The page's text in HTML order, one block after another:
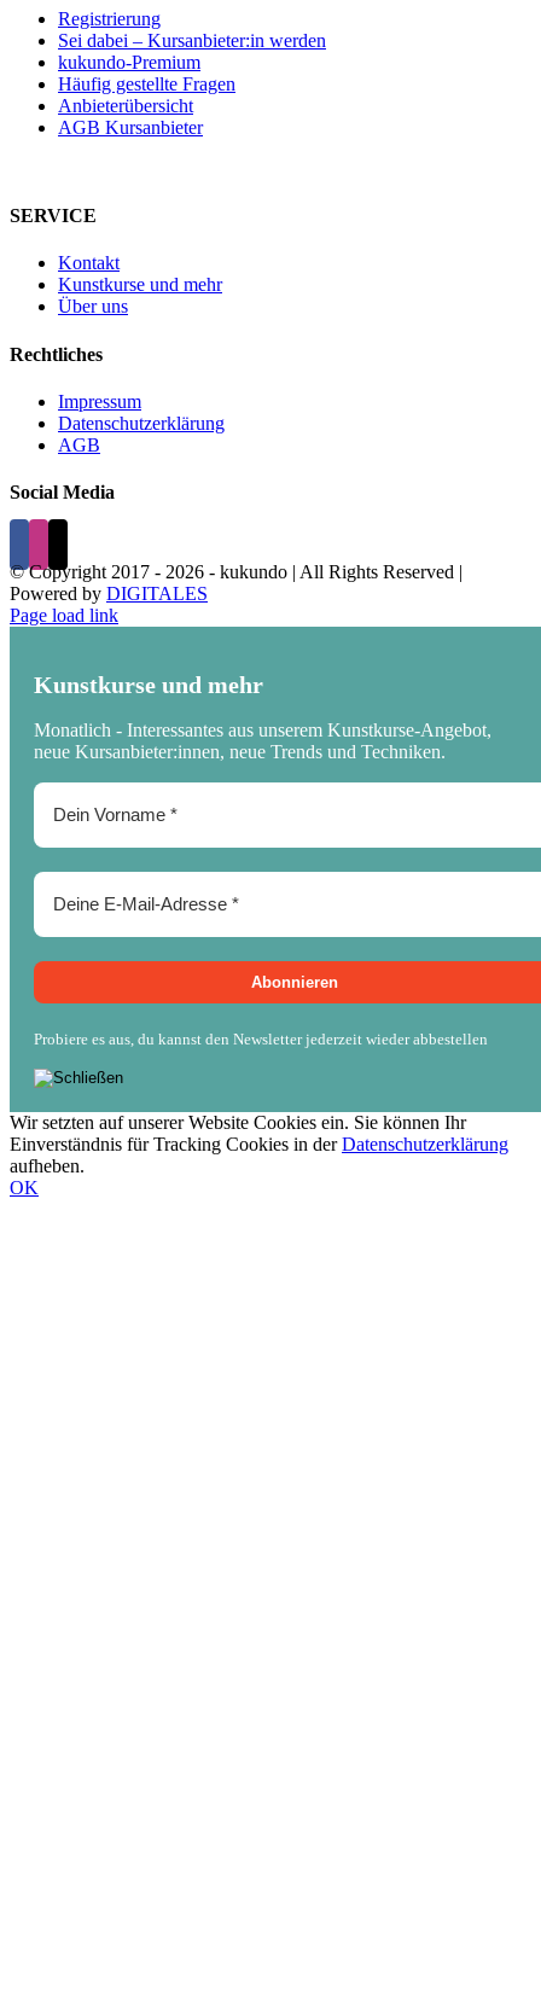
Registrierung
Sei dabei – Kursanbieter:in werden
kukundo-Premium
Häufig gestellte Fragen
Anbieterübersicht
AGB Kursanbieter
SERVICE
Kontakt
Kunstkurse und mehr
Über uns
Rechtliches
Impressum
Datenschutzerklärung
AGB
Social Media
© Copyright 2017 - 2026 - kukundo | All Rights Reserved |
Powered by DIGITALES
Page load link
Kunstkurse und mehr
Monatlich - Interessantes aus unserem Kunstkurse-Angebot,
neue Kursanbieter:innen, neue Trends und Techniken.
Probiere es aus, du kannst den Newsletter jederzeit wieder abbestellen
Wir setzten auf unserer Website Cookies ein. Sie können Ihr
Einverständnis für Tracking Cookies in derDatenschutzerklärung
aufheben.
OK